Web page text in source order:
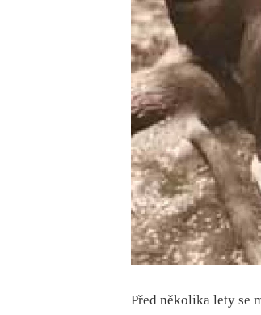
Před několika lety se